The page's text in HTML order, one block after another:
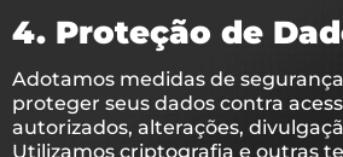
4. Proteção de
Adotamos medidas de
proteger seus dados contra
autorizados, alterações,
Utilizamos criptografia e outras